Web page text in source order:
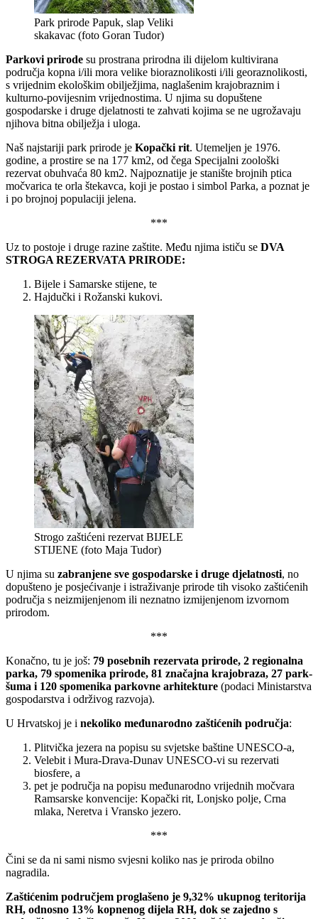
Park prirode Papuk, slap Veliki
skakavac (foto Goran Tudor)
Parkovi prirode su prostrana prirodna ili dijelom kultivirana
područja kopna i/ili mora velike bioraznolikosti i/ili georaznolikosti,
s vrijednim ekološkim obilježjima, naglašenim krajobraznim i
kulturno-povijesnim vrijednostima. U njima su dopuštene
gospodarske i druge djelatnosti te zahvati kojima se ne ugrožavaju
njihova bitna obilježja i uloga.
Naš najstariji park prirode je Kopački rit. Utemeljen je 1976.
godine, a prostire se na 177 km2, od čega Specijalni zoološki
rezervat obuhvaća 80 km2. Najpoznatije je stanište brojnih ptica
močvarica te orla štekavca, koji je postao i simbol Parka, a poznat je
i po brojnoj populaciji jelena.
***
Uz to postoje i druge razine zaštite. Među njima ističu se DVA
STROGA REZERVATA PRIRODE:
Bijele i Samarske stijene, te
Hajdučki i Rožanski kukovi.
Strogo zaštićeni rezervat BIJELE
STIJENE (foto Maja Tudor)
U njima su zabranjene sve gospodarske i druge djelatnosti, no
dopušteno je posjećivanje i istraživanje prirode tih visoko zaštićenih
područja s neizmijenjenom ili neznatno izmijenjenom izvornom
prirodom.
***
Konačno, tu je još: 79 posebnih rezervata prirode, 2 regionalna
parka, 79 spomenika prirode, 81 značajna krajobraza, 27 park-
šuma i 120 spomenika parkovne arhitekture (podaci Ministarstva
gospodarstva i održivog razvoja).
U Hrvatskoj je i nekoliko međunarodno zaštićenih područja:
Plitvička jezera na popisu su svjetske baštine UNESCO-a,
Velebit i Mura-Drava-Dunav UNESCO-vi su rezervati
biosfere, a
pet je područja na popisu međunarodno vrijednih močvara
Ramsarske konvencije: Kopački rit, Lonjsko polje, Crna
mlaka, Neretva i Vransko jezero.
***
Čini se da ni sami nismo svjesni koliko nas je priroda obilno
nagradila.
Zaštićenim područjem proglašeno je 9,32% ukupnog teritorija
RH, odnosno 13% kopnenog dijela RH, dok se zajedno s